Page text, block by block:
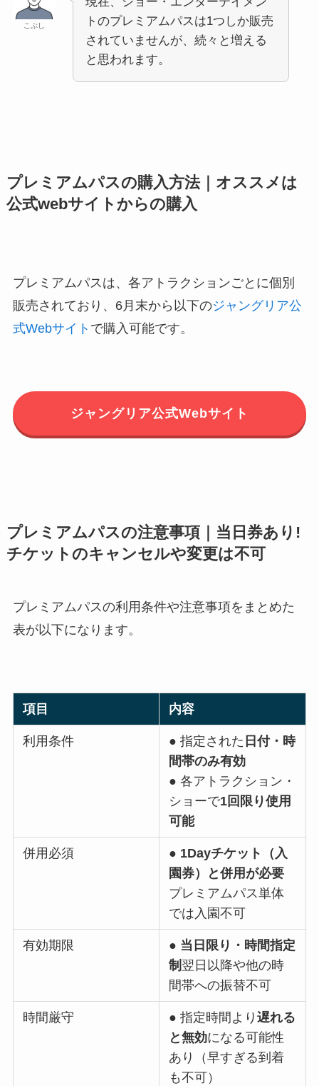
こぶし
トのプレミアムパスは1つしか販売
されていませんが、続々と増える
と思われます。
プレミアムパスの購入方法｜オススメは
公式webサイトからの購入
プレミアムパスは、各アトラクションごとに個別
販売されており、6月末から以下のジャングリア公
式Webサイト で購入可能です。
ジャングリア公式Webサイト
プレミアムパスの注意事項｜当日券あり!
チケットのキャンセルや変更は不可
プレミアムパスの利用条件や注意事項をまとめた
表が以下になります。
項目 内容
利用条件 ● 指定された 日付・時
間帯のみ有効
● 各アトラクション・
ショーで1回限り使用
可能
併用必須 ● 1Dayチケット（入
園券）と併用が必要
プレミアムパス単体
では入園不可
有効期限 ● 当日限り・時間指定
制 翌日以降や他の時
間帯への振替不可
時間厳守 ● 指定時間より遅れる
と無効になる可能性
あり（早すぎる到着
も不可）